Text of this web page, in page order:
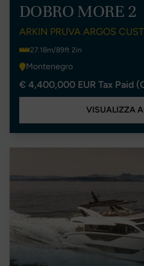
DOBRO MORE 2
ARKIN PRUVA ARGOS
27.18m/89ft 2in
Montenegro
€ 4,400,000 EUR Tax Paid
VISUALIZZA